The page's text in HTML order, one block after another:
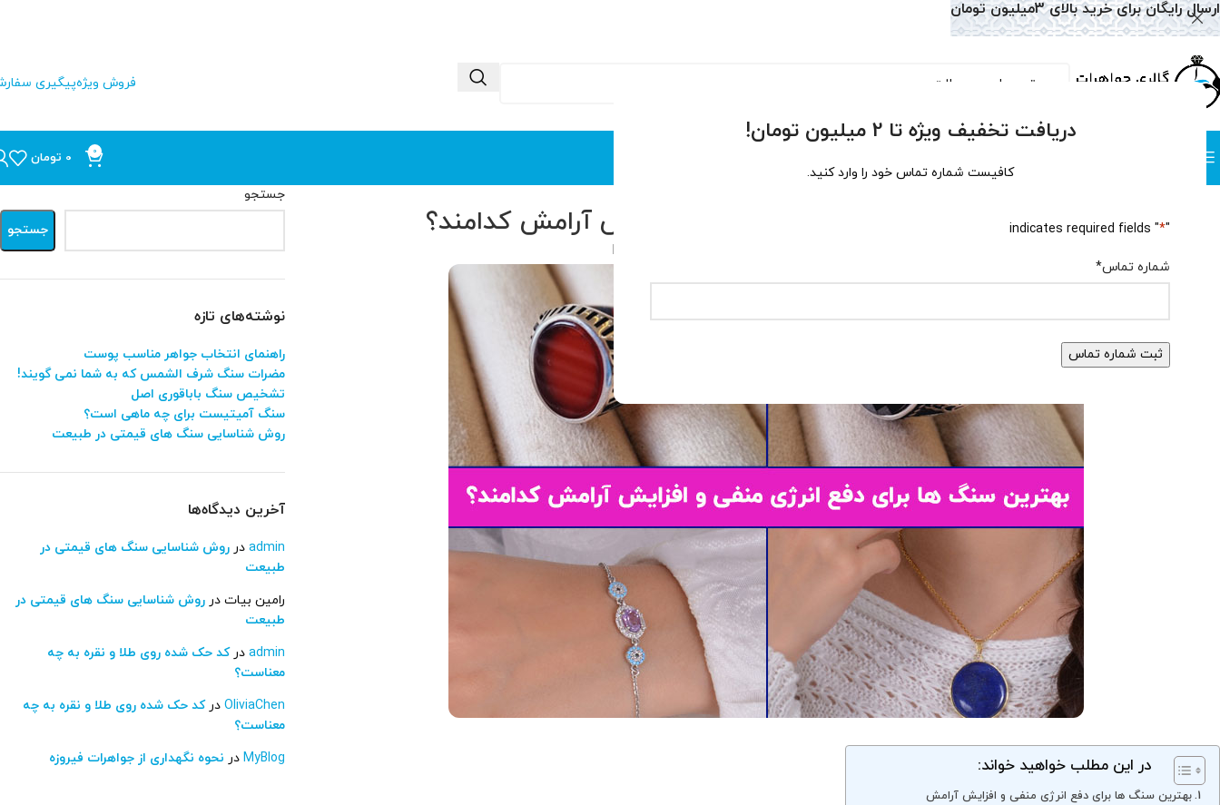
دریافت تخفیف ویژه تا 2 میلیون تومان!
کافیست شماره تماس خود را وارد کنید.
"
*
" indicates required fields
شماره تماس*
فروش ویژهپیگیری
0
0 تومان
بهترین سنگ ها برای دفع انرژی منفی و افزایش آرامش کدامند؟
در این مطلب خواهید خواند:
بهترین سنگ ها برای دفع انرژی منفی و افزایش آرامش
جستجو
جستجو
نوشته‌های تازه
راهنمای انتخاب جواهر مناسب پوست
مضرات سنگ شرف الشمس که به شما نمی گویند!
تشخیص سنگ باباقوری اصل
سنگ آمیتیست برای چه ماهی است؟
روش شناسایی سنگ های قیمتی در طبیعت
آخرین دیدگاه‌ها
admin درروش شناسایی سنگ های قیمتی در
طبیعت
رامین بیات درروش شناسایی سنگ های قیمتی در
طبیعت
admin درکد حک شده روی طلا و نقره به چه
معناست؟
OliviaChen درکد حک شده روی طلا و نقره به چه
معناست؟
MyBlog در نحوه نگهداری از جواهرات فیروزه
ارسال رایگان برای خرید بالای 3میلیون تومان